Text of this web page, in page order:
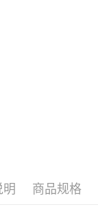
明 商品规格